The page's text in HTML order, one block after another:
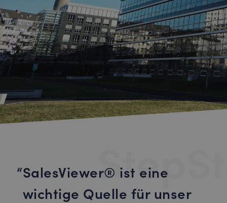
SalesViewer® ist eine
wichtige Quelle für unser